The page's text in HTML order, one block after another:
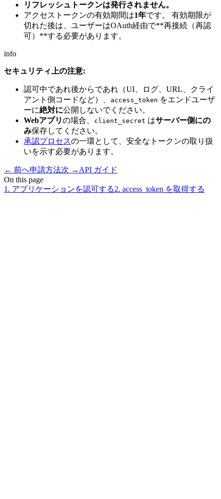
リフレッシュトークンは発行されません。
アクセストークンの有効期間は1年です。 有効期限が
切れた後は、ユーザーはOAuth経由で**再接続（再認
可）**する必要があります。
info
セキュリティ上の注意:
認可中であれ後からであれ（UI、ログ、URL、クライ
アント側コードなど）、
access_token をエンドユーザ
ーに絶対に公開しないでください。
Webアプリの場合、 client_secret はサーバー側にの
み保存してください。
承認プロセスの一環として、安全なトークンの取り扱
いを示す必要があります。
← 前へ申請方法次 →API ガイド
On this page
1. アプリケーションを認可する2. access_token を取得する